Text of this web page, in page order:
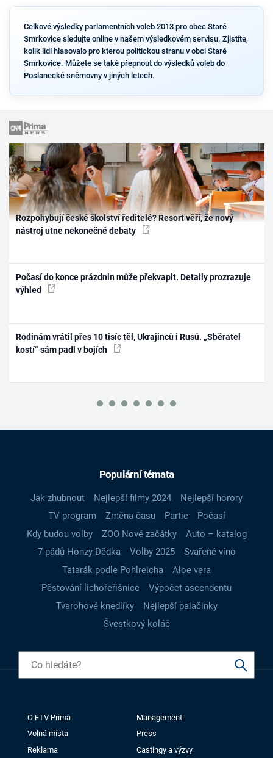
Celkové výsledky parlamentních voleb 2013 pro obec Staré
Smrkovice sledujte online v našem výsledkovém servisu. Zjistíte,
kolik lidí hlasovalo pro kterou politickou stranu v obci Staré
Smrkovice. Můžete se také přepnout do výsledků voleb do
Poslanecké sněmovny v jiných letech.
Rozpohybují české školství ředitelé? Resort věří, že nový
nástroj utne nekonečné debaty
Počasí do konce prázdnin může překvapit. Detaily prozrazuje
výhled
Rodinám vrátil přes 10 tisíc těl, Ukrajinců i Rusů. „Sběratel
kostí“ sám padl v bojích
Populární témata
Jak zhubnout Nejlepší filmy 2024
Nejlepší horory
TV program
Změna času Partie
Počasí
Kdy budou volby
ZOO Nové začátky
Auto – katalog
7 pádů Honzy Dědka
Volby 2025
Svařené víno
Tatarák podle Pohlreicha
Aloe vera
Pěstování lichořeřišnice
Výpočet ascendentu
Tvarohové knedlíky
Nejlepší palačinky
Švestkový koláč
O FTV Prima
Management
Volná místa
Press
Reklama
Castingy a výzvy